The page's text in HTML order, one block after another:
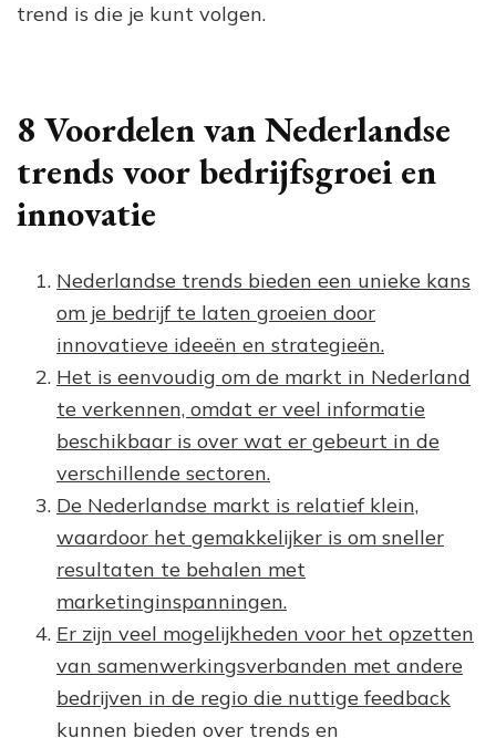
trend is die je kunt volgen.
8 Voordelen van Nederlandse
trends voor bedrijfsgroei en
innovatie
Nederlandse trends bieden een unieke kans
om je bedrijf te laten groeien door
innovatieve ideeën en strategieën.
Het is eenvoudig om de markt in Nederland
te verkennen, omdat er veel informatie
beschikbaar is over wat er gebeurt in de
verschillende sectoren.
De Nederlandse markt is relatief klein,
waardoor het gemakkelijker is om sneller
resultaten te behalen met
marketinginspanningen.
Er zijn veel mogelijkheden voor het opzetten
van samenwerkingsverbanden met andere
bedrijven in de regio die nuttige feedback
kunnen bieden over trends en